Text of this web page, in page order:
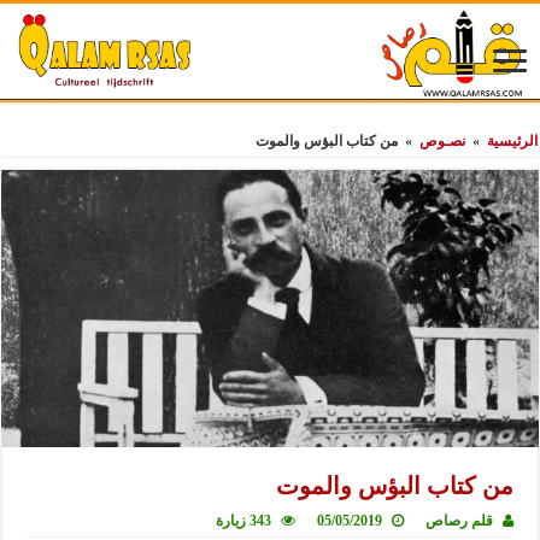
الرئيسية » نصـوص » من كتاب البؤس والموت
من كتاب البؤس والموت
قلم رصاص 05/05/2019 343 زيارة